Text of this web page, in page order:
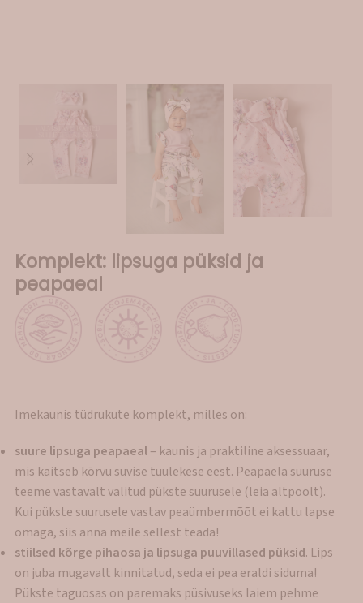
Komplekt: lipsuga püksid ja
peapaeal
Imekaunis tüdrukute komplekt, milles on:
suure lipsuga peapaeal– kaunis ja praktiline aksessuaar,
mis kaitseb kõrvu suvise tuulekese eest. Peapaela suuruse
teeme vastavalt valitud pükste suurusele (leia altpoolt).
Kui pükste suurusele vastav peaümbermõõt ei kattu lapse
omaga, siis anna meile sellest teada!
stiilsed kõrge pihaosa ja lipsuga puuvillased püksid. Lips
on juba mugavalt kinnitatud, seda ei pea eraldi siduma!
Pükste taguosas on paremaks püsivuseks laiem pehme